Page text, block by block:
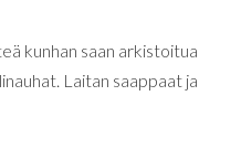
kunhan saan arkistoitua
Laitan saappaat ja